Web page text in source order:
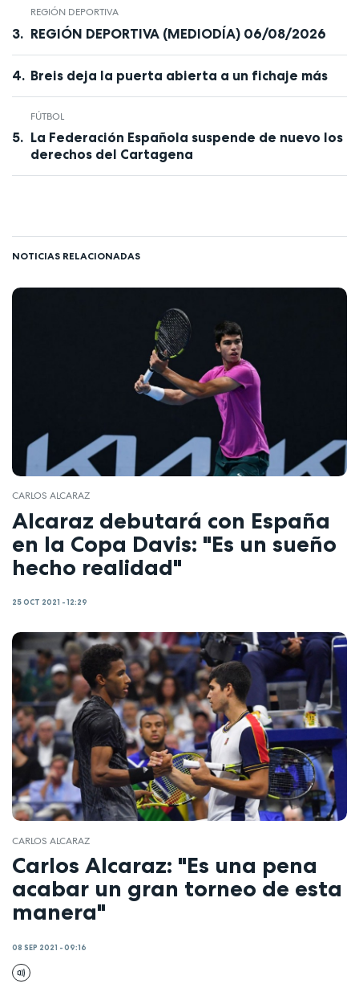
REGIÓN DEPORTIVA
REGIÓN DEPORTIVA (MEDIODÍA) 06/08/2026
Breis deja la puerta abierta a un fichaje más
FÚTBOL
La Federación Española suspende de nuevo los
derechos del Cartagena
NOTICIAS RELACIONADAS
CARLOS ALCARAZ
Alcaraz debutará con España
en la Copa Davis: "Es un sueño
hecho realidad"
25 OCT 2021 - 12:29
CARLOS ALCARAZ
Carlos Alcaraz: "Es una pena
acabar un gran torneo de esta
manera"
08 SEP 2021 - 09:16